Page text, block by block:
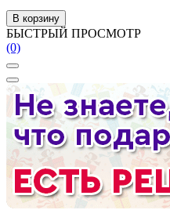
В корзину
БЫСТРЫЙ ПРОСМОТР
(0)